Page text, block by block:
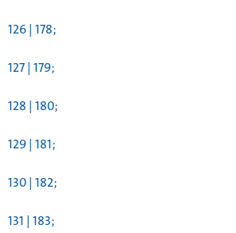
126 | 178;
127 | 179;
128 | 180;
129 | 181;
130 | 182;
131 | 183;